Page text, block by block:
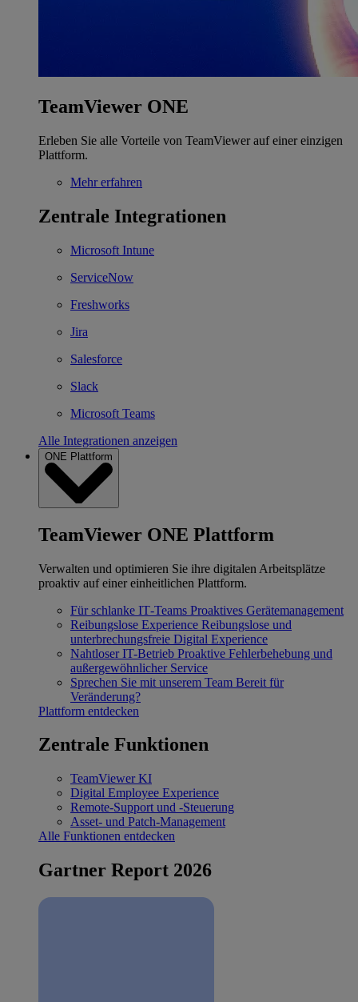
TeamViewer ONE
Erleben Sie alle Vorteile von TeamViewer auf einer einzigen
Plattform.
Mehr erfahren
Zentrale Integrationen
Microsoft Intune
ServiceNow
Freshworks
Jira
Salesforce
Slack
Microsoft Teams
Alle Integrationen anzeigen
ONE Plattform
TeamViewer ONE Plattform
Verwalten und optimieren Sie ihre digitalen Arbeitsplätze
proaktiv auf einer einheitlichen Plattform.
Für schlanke IT‐Teams Proaktives Gerätemanagement
Reibungslose Experience Reibungslose und
unterbrechungsfreie Digital Experience
Nahtloser IT-Betrieb Proaktive Fehlerbehebung und
außergewöhnlicher Service
Sprechen Sie mit unserem Team Bereit für
Veränderung?
Plattform entdecken
Zentrale Funktionen
TeamViewer KI
Digital Employee Experience
Remote-Support und -Steuerung
Asset- und Patch-Management
Alle Funktionen entdecken
Gartner Report 2026